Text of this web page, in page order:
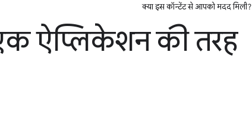
क्या इस कॉन्टेंट से आपको मदद मिली?
ऐप्लिकेशन की तरह